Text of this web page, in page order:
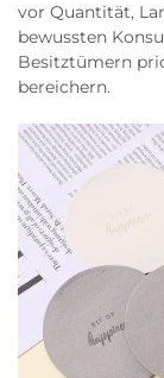
vor Quantität,
bewussten
Besitztümern
bereichern.